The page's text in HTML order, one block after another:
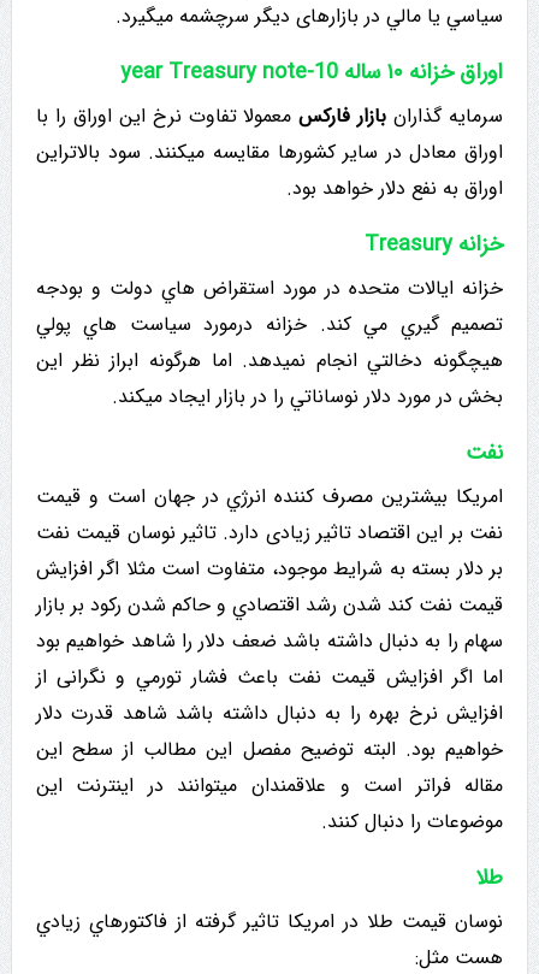
سیاسي يا مالي در بازارهای دیگر سرچشمه میگیرد.
اوراق خزانه ۱۰ ساله year Treasury note-10
سرمایه گذاران بازار فارکسمعمولا تفاوت نرخ این اوراق را با
اوراق معادل در سایر کشورها مقایسه میکنند. سود بالاتراین
اوراق به نفع دلار خواهد بود.
خزانه Treasury
خزانه ایالات متحده در مورد استقراض هاي دولت و بودجه
تصمیم گیري مي كند. خزانه درمورد سیاست هاي پولي
هیچگونه دخالتي انجام نمیدهد. اما هرگونه ابراز نظر این
بخش در مورد دلار نوساناتي را در بازار ایجاد میکند.
نفت
امریکا بیشترین مصرف کننده انرژي در جهان است و قیمت
نفت بر این اقتصاد تاثیر زیادی دارد. تاثیر نوسان قیمت نفت
بر دلار بسته به شرایط موجود، متفاوت است مثلا اگر افزایش
قیمت نفت کند شدن رشد اقتصادي و حاكم شدن رکود بر بازار
سهام را به دنبال داشته باشد ضعف دلار را شاهد خواهیم بود
اما اگر افزایش قیمت نفت باعث فشار تورمي و نگرانی از
افزایش نرخ بهره را به دنبال داشته باشد شاهد قدرت دلار
خواهیم بود. البته توضیح مفصل این مطالب از سطح این
مقاله فراتر است و علاقمندان میتوانند در اینترنت این
موضوعات را دنبال کنند.
طلا
نوسان قیمت طلا در امريكا تاثیر گرفته از فاكتورهاي زيادي
هست مثل: